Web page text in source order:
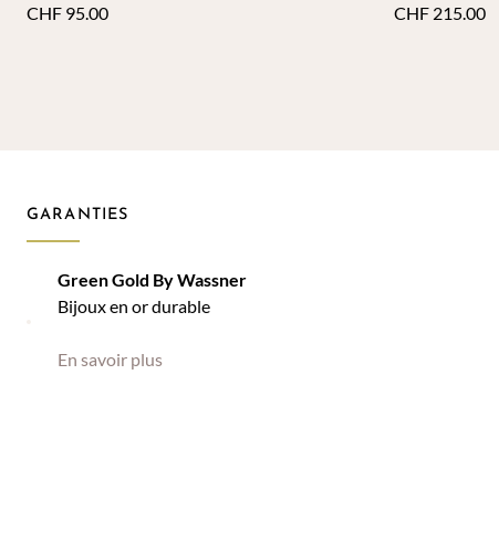
CHF 95.00 CHF 215.00
GARANTIES
Green Gold By Wassner
Bijoux en or durable
En savoir plus